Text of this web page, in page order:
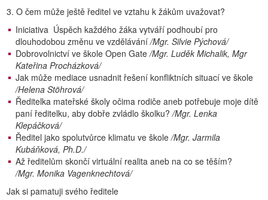
3. O čem může ještě ředitel ve vztahu k žákům uvažovat?
Iniciativa Úspěch každého žáka vytváří podhoubí pro
dlouhodobou změnu ve vzdělávání/Mgr. Silvie Pýchová/
Dobrovolnictví ve škole Open Gate/Mgr. Luděk Michalik, Mgr
Kateřina Procházková/
Jak může mediace usnadnit řešení konfliktních situací ve škole
/Helena Stöhrová/
Ředitelka mateřské školy očima rodiče aneb potřebuje moje dítě
paní ředitelku, aby dobře zvládlo školku?/Mgr. Lenka
Klepáčková/
Ředitel jako spolutvůrce klimatu ve škole/Mgr. Jarmila
Kubáňková, Ph.D./
Až ředitelům skončí virtuální realita aneb na co se těším?
/Mgr. Monika Vagenknechtová/
Jak si pamatuji svého ředitele